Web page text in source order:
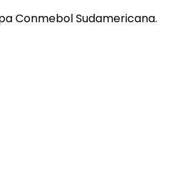
Conmebol Sudamericana.